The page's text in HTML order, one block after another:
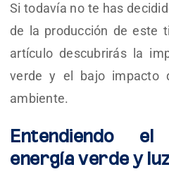
Si todavía no te has
de la producción de este
artículo descubrirás la
verde y el bajo impacto
ambiente.
Entendiendo
energía verde y